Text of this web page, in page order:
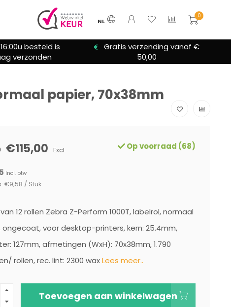
NL
0
besteld is
verzonden
Gratis verzending vanaf €
50,00
papier, 70x38mm
€115,00
Excl.
Incl. btw
Op voorraad (68)
€9,58 / Stuk
12 rollen Zebra Z-Perform 1000T, labelrol, normaal
ongecoat, voor desktop-printers, kern: 25.4mm,
127mm, afmetingen (WxH): 70x38mm, 1.790
rollen, rec. lint: 2300 waxLees meer..
Toevoegen aan winkelwagen